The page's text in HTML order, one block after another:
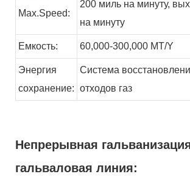
Max.Speed:
200 миль на минуту,
на минуту
Емкость: 60,000-300,000 MT/Y
Энергия
сохранение:
Система
отходов газ
Непрерывная
гальваловая линия: